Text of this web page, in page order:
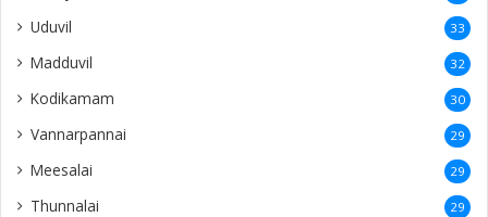
Uduvil
33
Madduvil 32
Kodikamam 30
Vannarpannai 29
Meesalai 29
Thunnalai 29